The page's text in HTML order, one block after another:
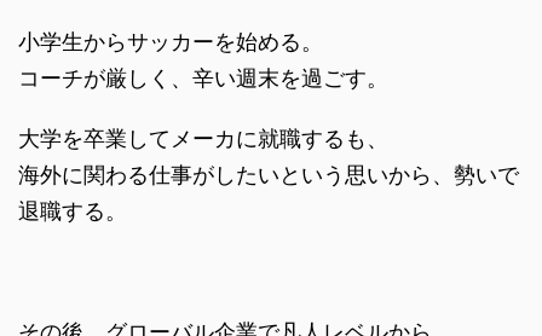
小学生からサッカーを始める。
コーチが厳しく、辛い週末を過ごす。
大学を卒業してメーカに就職するも、
海外に関わる仕事がしたいという思いから、勢いで
退職する。